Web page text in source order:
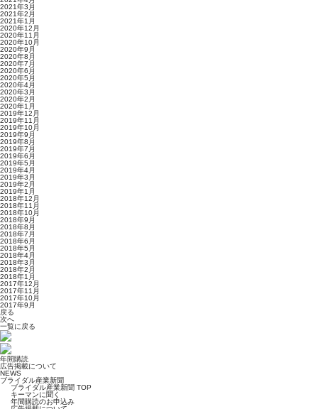
2021年3月
2021年2月
2021年1月
2020年12月
2020年11月
2020年10月
2020年9月
2020年8月
2020年7月
2020年6月
2020年5月
2020年4月
2020年3月
2020年2月
2020年1月
2019年12月
2019年11月
2019年10月
2019年9月
2019年8月
2019年7月
2019年6月
2019年5月
2019年4月
2019年3月
2019年2月
2019年1月
2018年12月
2018年11月
2018年10月
2018年9月
2018年8月
2018年7月
2018年6月
2018年5月
2018年4月
2018年3月
2018年2月
2018年1月
2017年12月
2017年11月
2017年10月
2017年9月
戻る
次へ
一覧に戻る
年間購読
広告掲載について
NEWS
ブライダル産業新聞
ブライダル産業新聞 TOP
キーマンに聞く
年間購読のお申込み